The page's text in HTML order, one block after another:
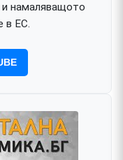
намаляващото
в ЕС.